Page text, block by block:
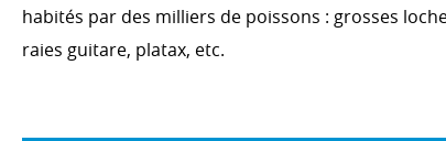
habités par des milliers de poissons : grosses
raies guitare, platax, etc.